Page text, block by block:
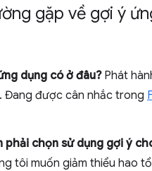
gặp về gợi ý
dụng có ở đâu?Phát
. Đang được cân nhắc trong
phải chọn sử dụng gợi ý
tôi muốn giảm thiểu hao